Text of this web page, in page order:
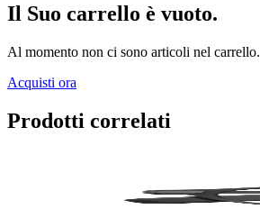
Il Suo carrello è vuoto.
Al momento non ci sono articoli nel carrello.
Acquisti ora
Prodotti correlati